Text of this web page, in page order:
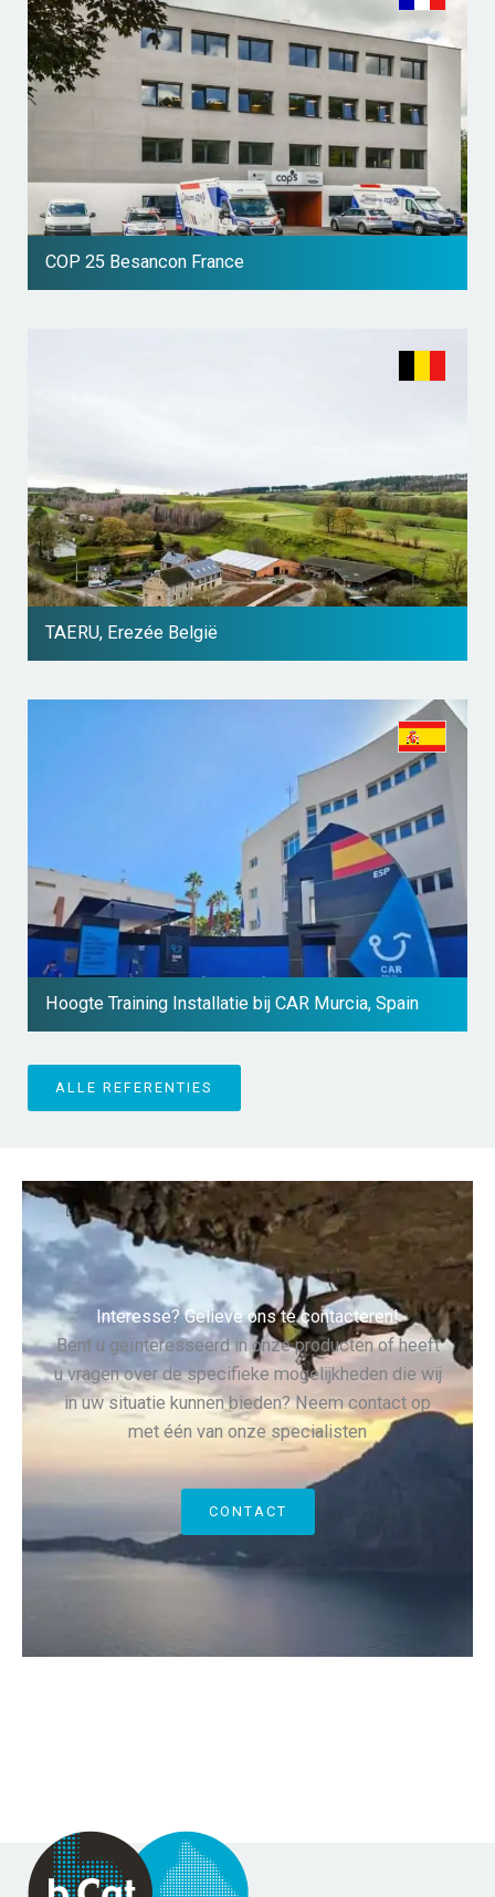
COP 25 Besancon France
TAERU, Erezée België
Hoogte Training Installatie bij CAR Murcia, Spain
ALLE REFERENTIES
Interesse? Gelieve ons te contacteren!
Bent u geïnteresseerd in onze producten of heeft
u vragen over de specifieke mogelijkheden die wij
in uw situatie kunnen bieden? Neem contact op
met één van onze specialisten
CONTACT